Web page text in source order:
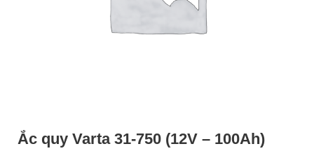
Ắc quy Varta 31-750 (12V – 100Ah)